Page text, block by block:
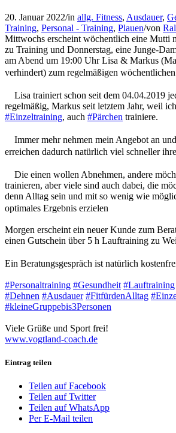
20. Januar 2022/in allg. Fitness, Ausdauer,
Training, Personal - Training, Plauen/von
Mittwochs erscheint wöchentlich eine Mutti
zu Training und Donnerstag, eine Junge-
am Abend um 19:00 Uhr Lisa & Markus
verhindert) zum regelmäßigen
Lisa trainiert schon seit dem 04.04.2019
regelmäßig, Markus seit letztem Jahr, weil
#Einzeltraining, auch #Pärchen trainiere.
Immer mehr nehmen mein Angebot an
erreichen dadurch natürlich viel schneller
Die einen wollen Abnehmen, andere
trainieren, aber viele sind auch dabei, die
denn Alltag sein und mit so wenig wie
optimales Ergebnis erzielen
Morgen erscheint ein neuer Kunde zum
einen Gutschein über 5 h Lauftraining zu
Ein Beratungsgespräch ist natürlich
#Personaltraining #Gesundheit #Lauftraining
#Dehnen #Ausdauer #FitfürdenAlltag
#kleineGruppebis3Personen
Viele Grüße und Sport frei!
www.vogtland-coach.de
Eintrag teilen
Teilen auf Facebook
Teilen auf Twitter
Teilen auf WhatsApp
Per E-Mail teilen